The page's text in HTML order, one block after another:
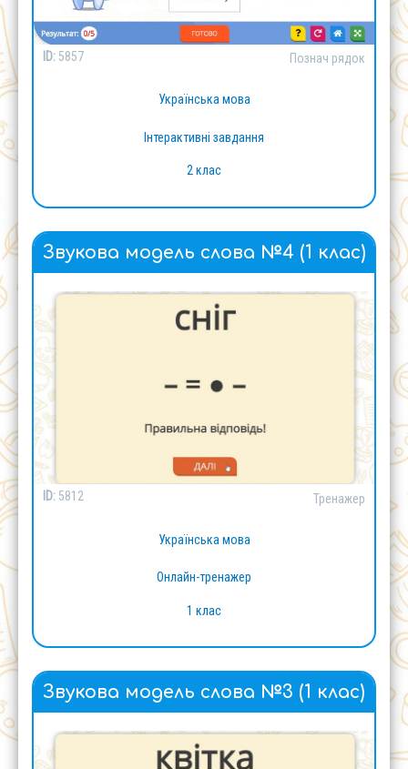
ID: 5857 Познач рядок
Українська мова
Інтерактивні завдання
2 клас
Звукова модель слова №4 (1 клас)
ID: 5812 Тренажер
Українська мова
Онлайн-тренажер
1 клас
Звукова модель слова №3 (1 клас)